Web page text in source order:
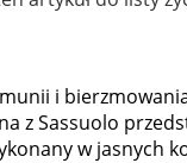
i
z Sassuolo
w jasnych